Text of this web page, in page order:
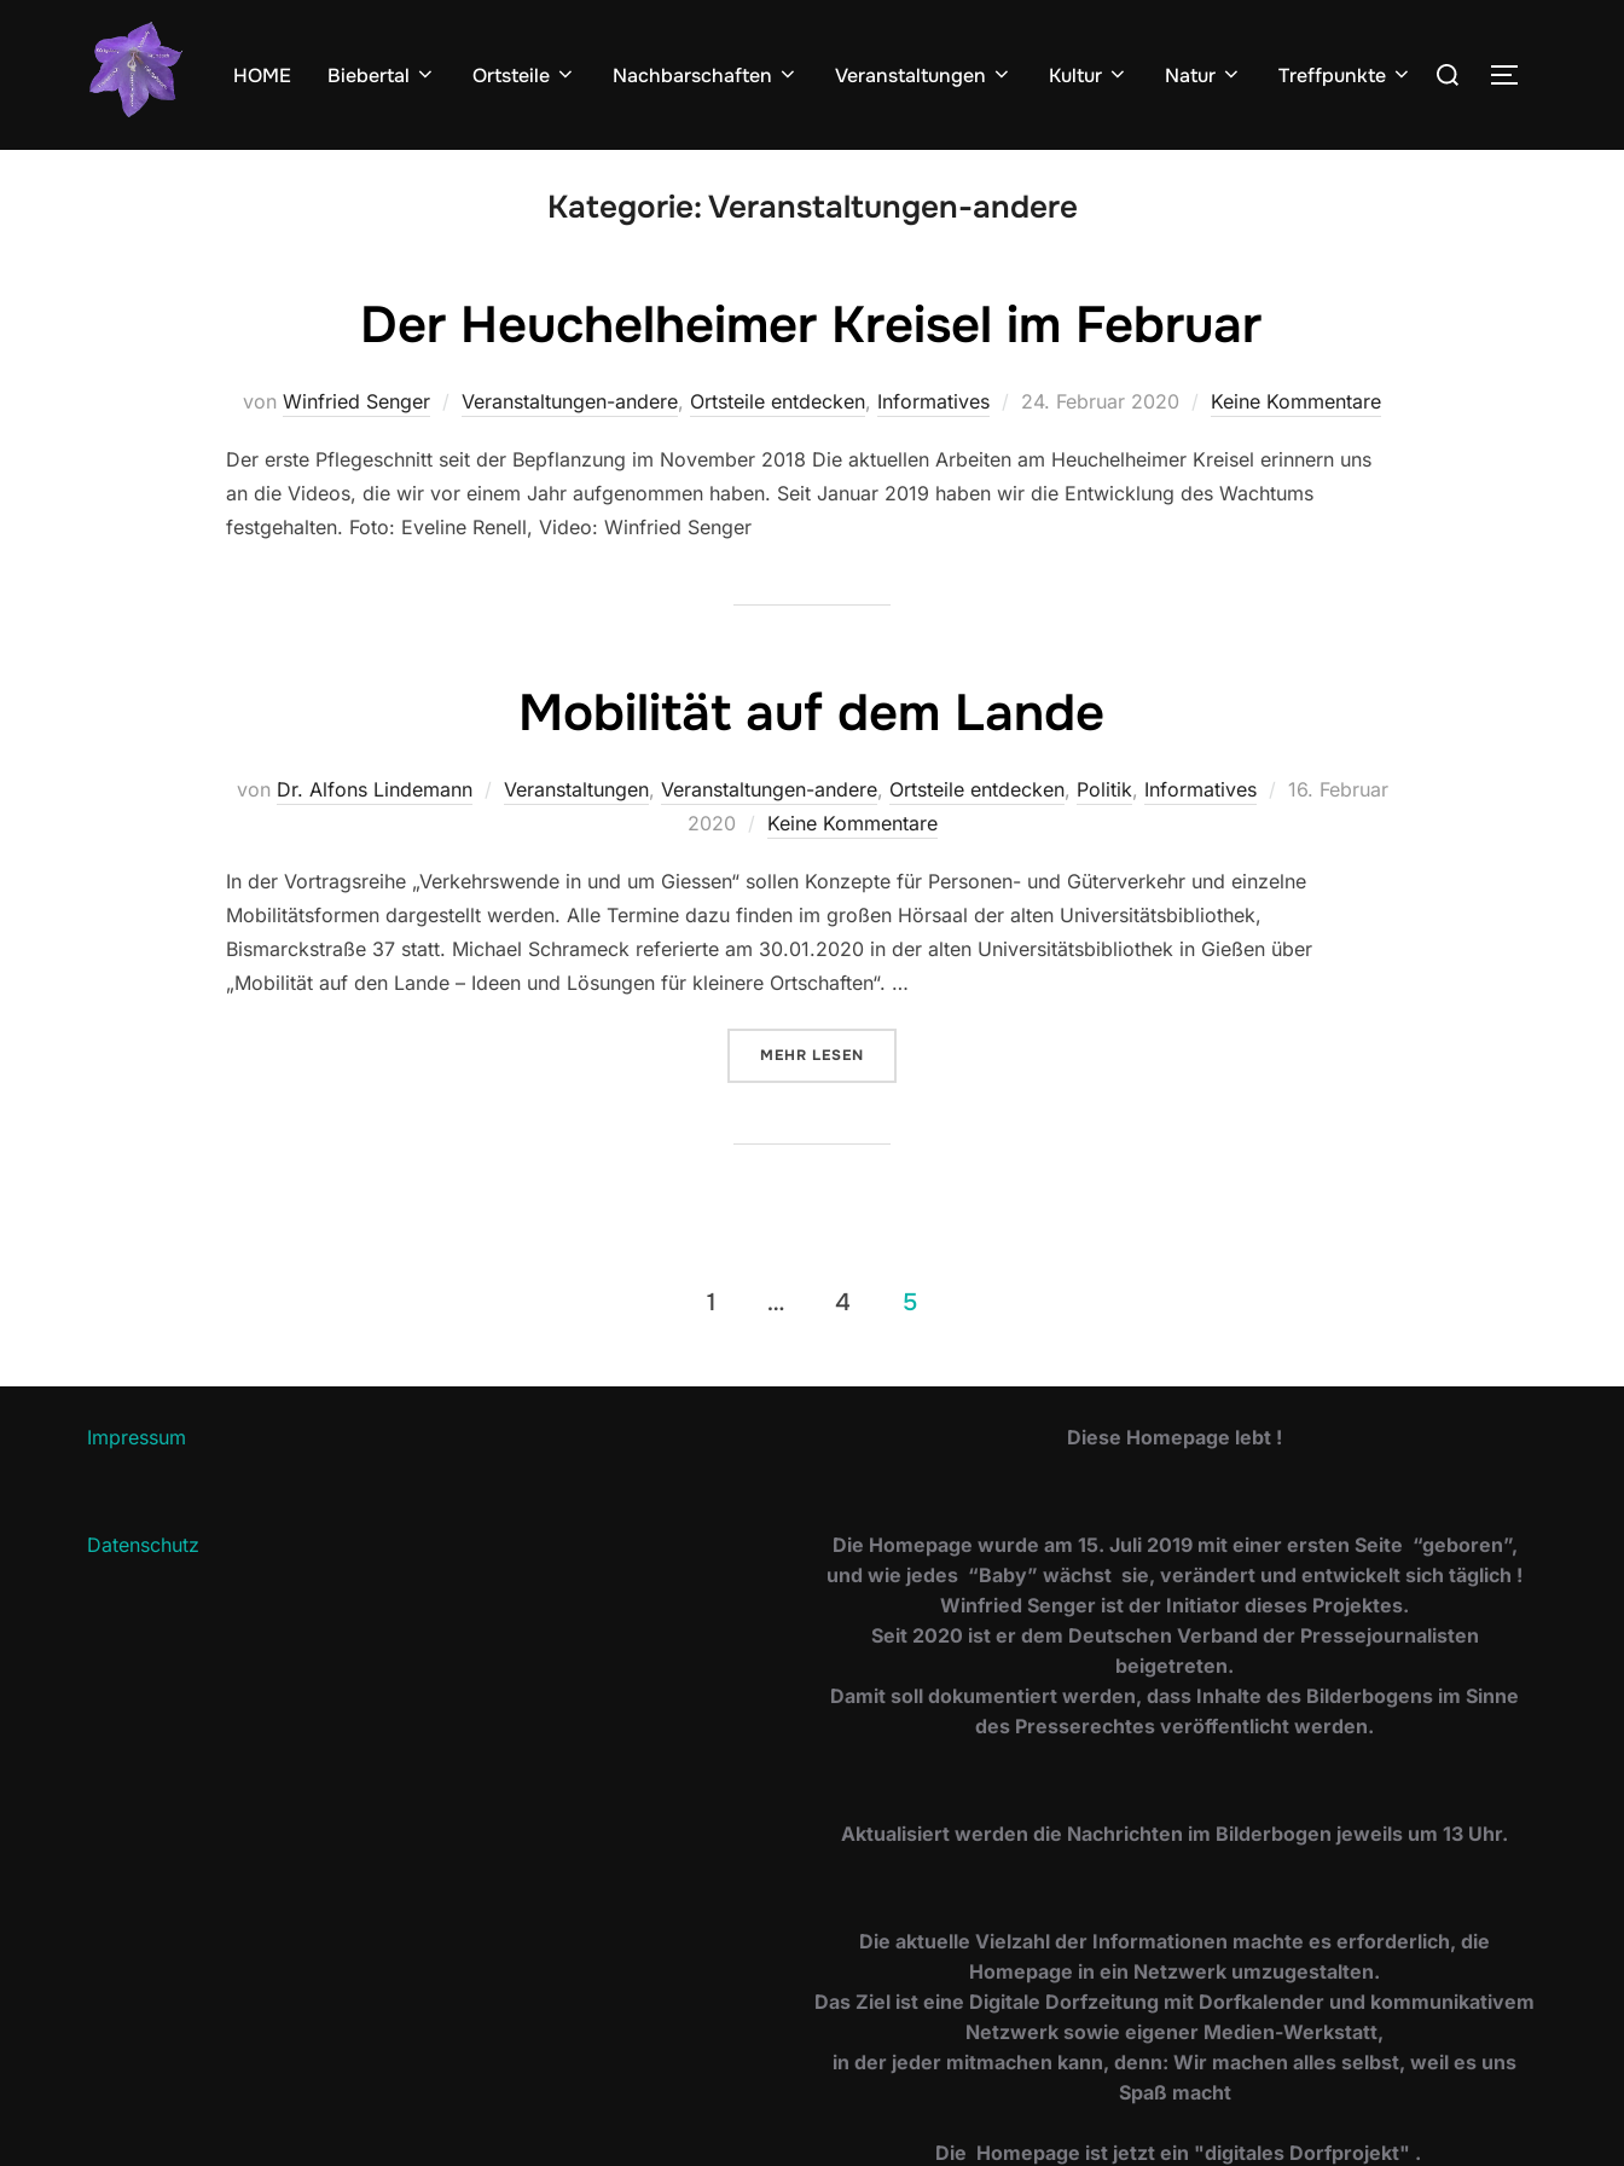
HOME Biebertal Ortsteile Nachbarschaften Veranstaltungen Kultur Natur Treffpunkte
Suchen
Kategorie:Veranstaltungen-andere
Der Heuchelheimer Kreisel im Februar
von Winfried Senger Veranstaltungen-andere, Ortsteile entdecken, Informatives
Veröffentlicht
24. Februar 2020 Keine Kommentare
Der erste Pflegeschnitt seit der Bepflanzung im November 2018 Die aktuellen Arbeiten am Heuchelheimer Kreisel erinnern uns
an die Videos, die wir vor einem Jahr aufgenommen haben. Seit Januar 2019 haben wir die Entwicklung des Wachtums
festgehalten. Foto: Eveline Renell, Video: Winfried Senger
Mobilität auf dem Lande
von Dr. Alfons Lindemann Veranstaltungen, Veranstaltungen-andere, Ortsteile entdecken, Politik, Informatives
Veröffentlicht
16. Februar
2020
Keine Kommentare
In der Vortragsreihe „Verkehrswende in und um Giessen“ sollen Konzepte für Personen- und Güterverkehr und einzelne
Mobilitätsformen dargestellt werden. Alle Termine dazu finden im großen Hörsaal der alten Universitätsbibliothek,
Bismarckstraße 37 statt. Michael Schrameck referierte am 30.01.2020 in der alten Universitätsbibliothek in Gießen über
„Mobilität auf den Lande – Ideen und Lösungen für kleinere Ortschaften“. …
MEHR ÜBER „MOBILITÄT AUF DEM LANDE“
LESEN
1 … 4 5
Impressum
Datenschutz
Diese Homepage lebt !
Die Homepage wurde am 15. Juli 2019 mit einer ersten Seite “geboren”,
und wie jedes “Baby” wächst sie, verändert und entwickelt sich täglich !
Winfried Senger ist der Initiator dieses Projektes.
Seit 2020 ist er dem Deutschen Verband der Pressejournalisten
beigetreten.
Damit soll dokumentiert werden, dass Inhalte des Bilderbogens im Sinne
des Presserechtes veröffentlicht werden.
​Aktualisiert werden die Nachrichten im Bilderbogen jeweils um 13 Uhr.
Die aktuelle Vielzahl der Informationen machte es erforderlich, die
Homepage in ein Netzwerk umzugestalten.
Das Ziel ist eine Digitale Dorfzeitung mit Dorfkalender und kommunikativem
Netzwerk sowie eigener Medien-Werkstatt,
in der jeder mitmachen kann, denn: Wir machen alles selbst, weil es uns
Spaß macht
Die Homepage ist jetzt ein "digitales Dorfprojekt" .